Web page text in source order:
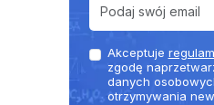
Akceptuje
zgodę
danych
otrzymywania